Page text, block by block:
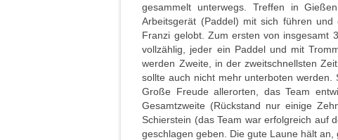
gesammelt unterwegs. Treffen in
Arbeitsgerät (Paddel) mit sich führen
Franzi gelobt. Zum ersten von insgesamt
vollzählig, jeder ein Paddel und mit
werden Zweite, in der zweitschnellsten
sollte auch nicht mehr unterboten werden.
Große Freude allerorten, das Team
Gesamtzweite (Rückstand nur einige
Schierstein (das Team war erfolgreich auf
geschlagen geben. Die gute Laune hält